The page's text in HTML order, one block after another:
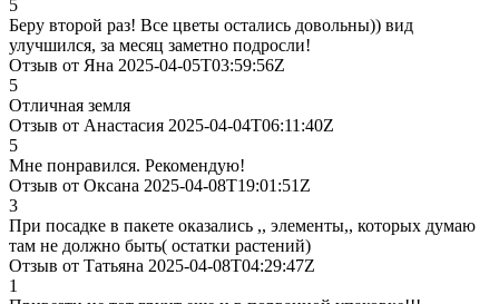
5
Беру второй раз! Все цветы остались довольны)) вид
улучшился, за месяц заметно подросли!
Отзыв от Яна 2025-04-05T03:59:56Z
5
Отличная земля
Отзыв от Анастасия 2025-04-04T06:11:40Z
5
Мне понравился. Рекомендую!
Отзыв от Оксана 2025-04-08T19:01:51Z
3
При посадке в пакете оказались ,, элементы,, которых думаю
там не должно быть( остатки растений)
Отзыв от Татьяна 2025-04-08T04:29:47Z
1